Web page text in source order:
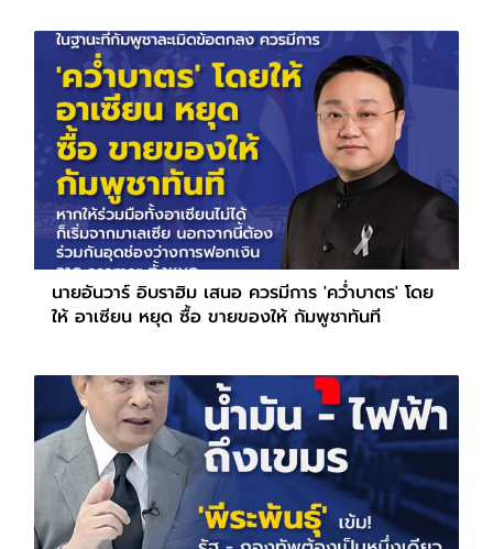
นายอันวาร์ อิบราฮิม เสนอ ควรมีการ 'คว่ำบาตร' โดย
ให้ อาเซียน หยุด ซื้อ ขายของให้ กัมพูชาทันที